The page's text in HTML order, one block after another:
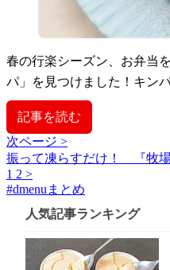
春の行楽シーズン、お弁当
パ」を見つけました！キン
記事を読む
次ページ >
振って凍らすだけ！ 『牧場
1 2 >
#dmenuまとめ
人気記事ランキング